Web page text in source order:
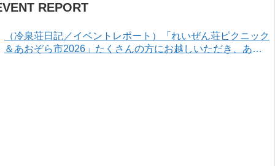
REPORT
（冷泉荘日記／イベントレポート）「れいぜん荘ピクニック
＆あおぞら市2026」たくさんの方にお越しいただき、あり